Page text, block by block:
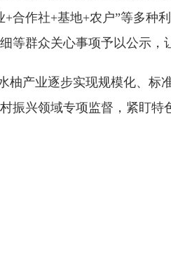
+合作社+基地+农户”等多种
等群众关心事项予以公示，
柚产业逐步实现规模化、标
振兴领域专项监督，紧盯